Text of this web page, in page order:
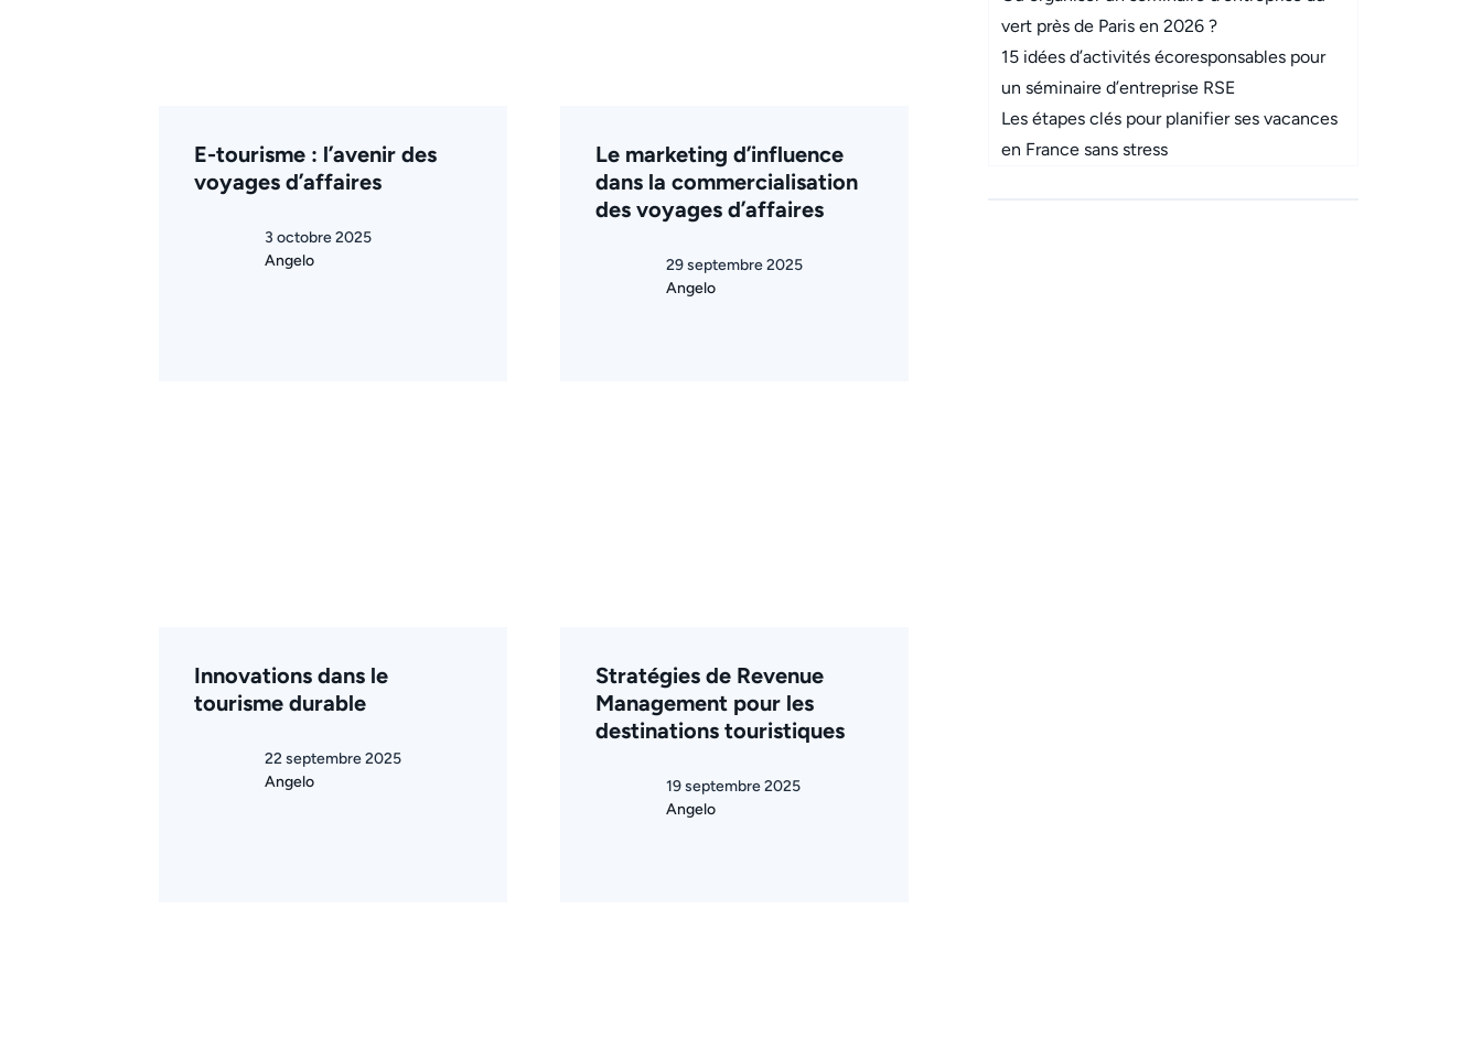
E-tourisme : l’avenir des
voyages d’affaires
3 octobre 2025
Angelo
Le marketing d’influence
dans la commercialisation
des voyages d’affaires
29 septembre 2025
Angelo
Innovations dans le
tourisme durable
22 septembre 2025
Angelo
Stratégies de Revenue
Management pour les
destinations touristiques
19 septembre 2025
Angelo
vert près de Paris en 2026 ?
15 idées d’activités écoresponsables pour
un séminaire d’entreprise RSE
Les étapes clés pour planifier ses vacances
en France sans stress